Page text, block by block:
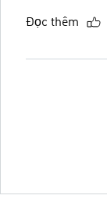
Đọc thêm